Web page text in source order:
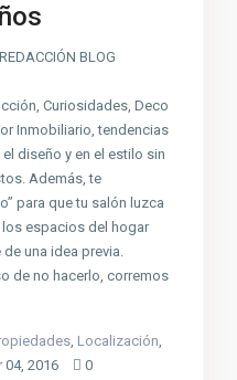
BLOG
Curiosidades, Deco
Inmobiliario, tendencias
diseño y en el estilo sin
Además, te
para que tu salón luzca
espacios del hogar
una idea previa.
de no hacerlo, corremos
, Localización,
04, 2016
0